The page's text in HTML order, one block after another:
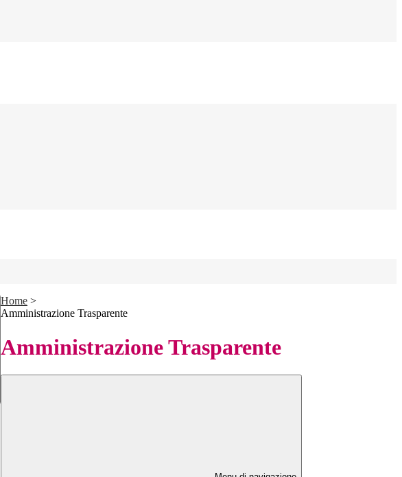
Home >
Amministrazione Trasparente
Amministrazione Trasparente